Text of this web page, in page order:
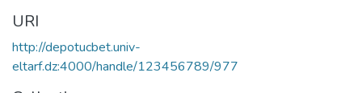
URI
http://depotucbet.univ-
eltarf.dz:4000/handle/123456789/977